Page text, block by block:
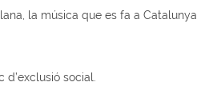
la música que es fa a Catalunya.
social.